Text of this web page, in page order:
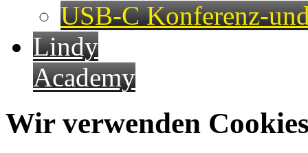
USB-C Konferenz-
Lindy
Academy
Wir verwenden